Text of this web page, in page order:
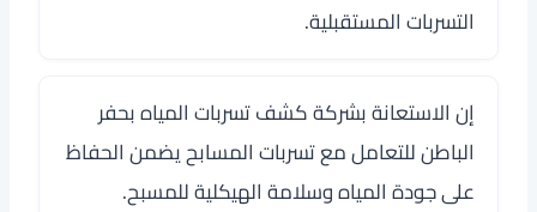
التسربات المستقبلية.
إن الاستعانة بشركة كشف تسربات المياه بحفر
الباطن للتعامل مع تسربات المسابح يضمن الحفاظ
على جودة المياه وسلامة الهيكلية للمسبح.